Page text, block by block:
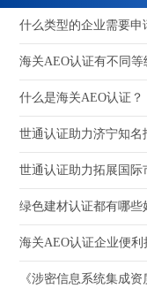
什么类型的企业需要申
海关AEO认证有不同等
什么是海关AEO认证？
世通认证助力济宁知名
世通认证助力拓展国
绿色建材认证都有哪些
海关AEO认证企业便
《涉密信息系统集成